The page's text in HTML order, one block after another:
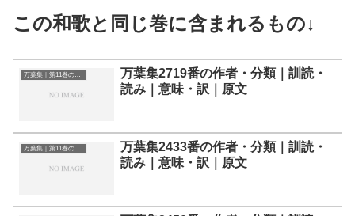
この和歌と同じ巻に含まれるもの↓
万葉集｜第11巻の和歌一覧
万葉集2719番の作者・分類｜訓読・
読み｜意味・訳｜原文
万葉集｜第11巻の和歌一覧
万葉集2433番の作者・分類｜訓読・
読み｜意味・訳｜原文